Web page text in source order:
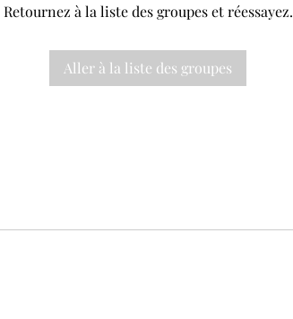
Retournez à la liste des groupes et réessayez.
Aller à la liste des groupes